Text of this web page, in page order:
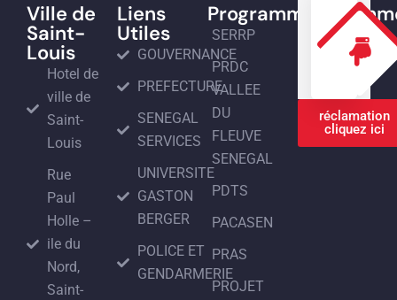
Ville de
Saint-
Louis
Hotel de
ville de
Saint-
Louis
Rue
Paul
Holle –
ile du
Nord,
Saint-
Liens
Utiles
GOUVERNANCE
PREFECTURE
SENEGAL
SERVICES
UNIVERSITE
GASTON
BERGER
POLICE ET
GENDARMERIE
Programmes
SERRP
PRDC
VALLEE
DU
FLEUVE
SENEGAL
PDTS
PACASEN
PRAS
PROJET
réclamation
cliquez ici